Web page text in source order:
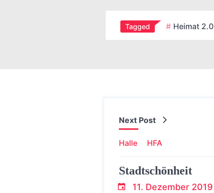
Tagged Heimat 2.0
Next Post
Halle HFA
Stadtschönheit
11. Dezember 2019